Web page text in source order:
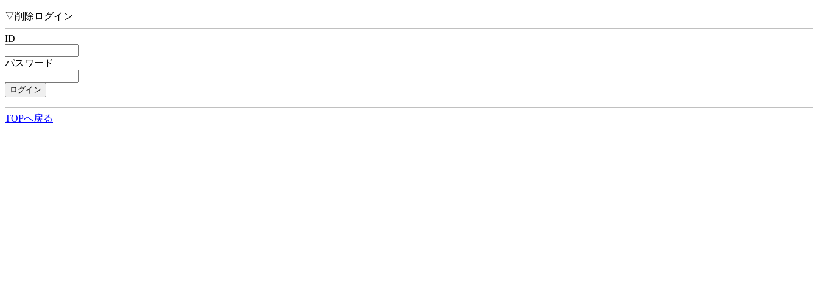
▽削除ログイン
ID
パスワード
TOPへ戻る